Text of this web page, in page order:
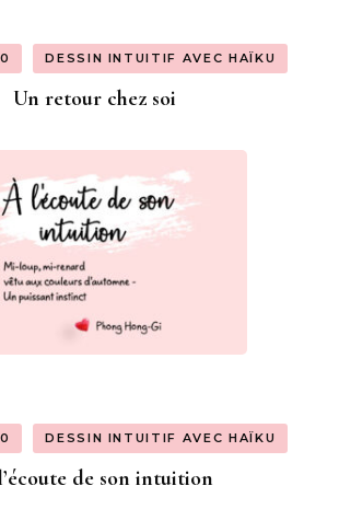
DESSIN INTUITIF AVEC HAÏKU
Un retour chez soi
DESSIN INTUITIF AVEC HAÏKU
de son intuition